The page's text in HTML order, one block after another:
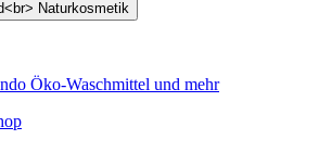
Öko-Waschmittel und mehr